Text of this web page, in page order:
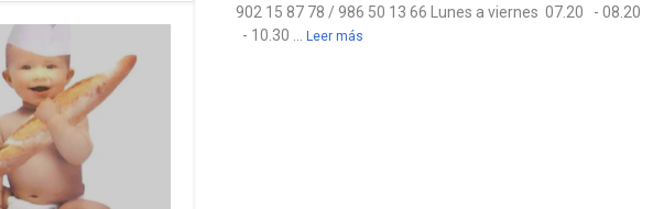
902 15 87 78 / 986 50 13 66 Lunes a viernes 07.20 - 08.20
- 10.30 ...
Leer más